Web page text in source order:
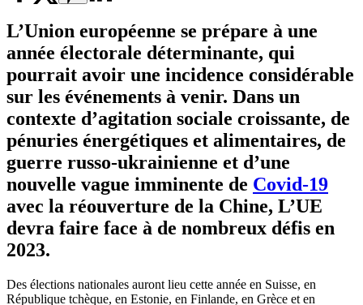
L’Union européenne se prépare à une
année électorale déterminante, qui
pourrait avoir une incidence considérable
sur les événements à venir. Dans un
contexte d’agitation sociale croissante, de
pénuries énergétiques et alimentaires, de
guerre russo-ukrainienne et d’une
nouvelle vague imminente de Covid-19
avec la réouverture de la Chine, L’UE
devra faire face à de nombreux défis en
2023.
Des élections nationales auront lieu cette année en Suisse, en
République tchèque, en Estonie, en Finlande, en Grèce et en